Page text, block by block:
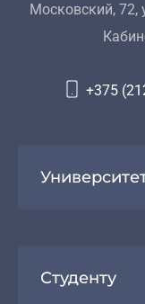
Московский, 72,
+375
Студенту